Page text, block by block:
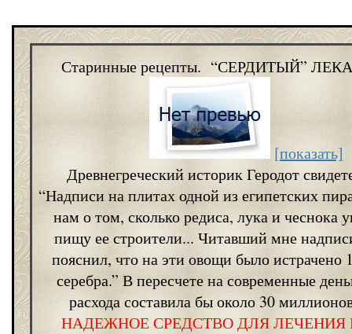
Старинные рецепты. “СЕРДИТЫЙ”
[показать]
Древнегреческий историк Геродот
“Надписи на плитах одной из египетских
нам о том, сколько редиса, лука и чеснока
пищу ее строители... Читавший мне
пояснил, что на эти овощи было истрачено
серебра.” В пересчете на современные
расхода составила бы около 30
НАДЕЖНОЕ СРЕДСТВО ДЛЯ ЛЕЧЕНИЯ